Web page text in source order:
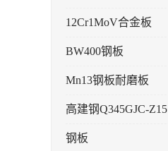
12Cr1MoV合金板
BW400钢板
Mn13钢板耐磨板
高建钢Q345GJC-Z15
钢板